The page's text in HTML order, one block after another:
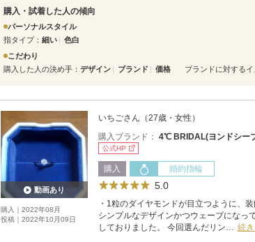
購入・試着した人の傾向
パーソナルスタイル
指タイプ
細い
色白
こだわり
購入した人の決め手
デザイン ブランド 価格 ブランドに対するイ
動画あり
購入｜2022年08月
投稿｜2022年10月09日
いちごさん（27歳・女性）
購入ブランド： 4℃ BRIDAL(ヨンドシー
公式HP
購入 婚約指輪
5.0
・1粒のダイヤモンドが目立つように、
シンプルなデザインかつウェーブになっ
しておりました。 今回選んだリン…
続